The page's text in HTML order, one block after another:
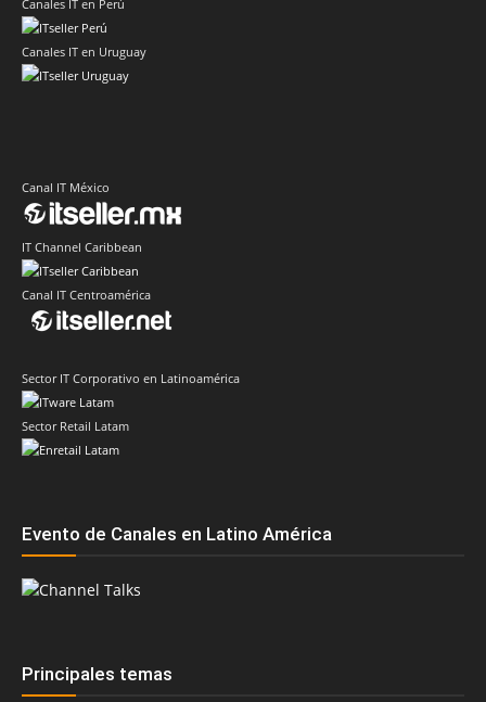
Canales IT en Perú
Canales IT en Uruguay
Canal IT México
IT Channel Caribbean
Canal IT Centroamérica
Sector IT Corporativo en Latinoamérica
Sector Retail Latam
Evento de Canales en Latino América
Principales temas